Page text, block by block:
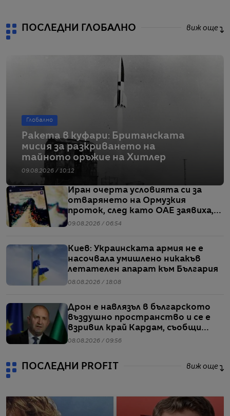
ПОСЛЕДНИ ГЛОБАЛНО виж още
Глобално
Ракета в куфари: Британската
мисия за разкриването на
тайното оръжие на Хитлер
09.08.2026 / 10:12
Иран очерта условията си за
отварянето на Ормузкия
проток, след като ОАЕ заявиха,
че един от корабите им е бил
09.08.2026 / 06:54
Киев: Украинската армия не е
насочвала умишлено никакъв
летателен апарат към България
08.08.2026 / 18:08
Дрон е навлязъл в българското
въздушно пространство и се е
взривил край Кардам, съобщи
Радев
08.08.2026 / 09:56
ПОСЛЕДНИ PROFIT виж още